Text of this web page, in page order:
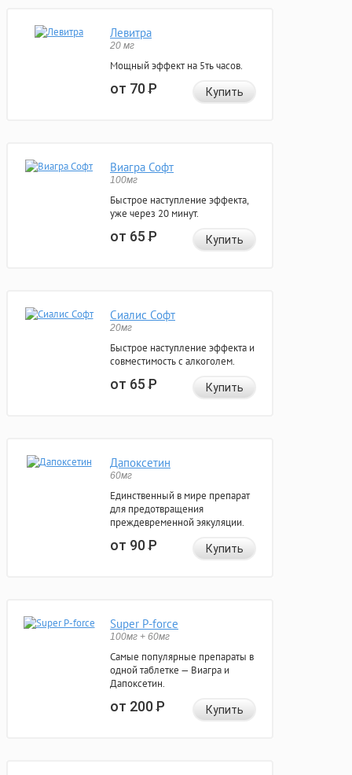
Левитра
20 мг
Мощный эффект на 5ть часов.
от 70Р Купить
Виагра Софт
100мг
Быстрое наступление эффекта,
уже через 20 минут.
от 65Р Купить
Сиалис Софт
20мг
Быстрое наступление эффекта и
совместимость с алкоголем.
от 65Р Купить
Дапоксетин
60мг
Единственный в мире препарат
для предотвращения
преждевременной эякуляции.
от 90Р Купить
Super P-force
100мг + 60мг
Самые популярные препараты в
одной таблетке — Виагра и
Дапоксетин.
от 200Р Купить